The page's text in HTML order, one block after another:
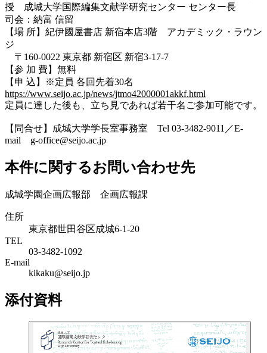
授 成城大学国際編集文献学研究センター センター長
司会：納富 信留
【場 所】紀伊國屋書店 新宿本店3階 アカデミック・ラウン
ジ
〒160-0022 東京都 新宿区 新宿3-17-7
【参 加 費】無料
【申 込】※定員 各回先着30名
https://www.seijo.ac.jp/news/jtmo42000001akkf.html
定員に達した後も、立ち見であれば若干名ご参加可能です。
【問合せ】成城大学学長室事務室 Tel 03-3482-9011／E-
mail g-office@seijo.ac.jp
本件に関するお問い合わせ先
成城学園企画広報部 企画広報課
住所
東京都世田谷区成城6-1-20
TEL
03-3482-1092
E-mail
kikaku@seijo.jp
添付資料